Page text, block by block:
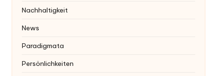
Nachhaltigkeit
News
Paradigmata
Persönlichkeiten